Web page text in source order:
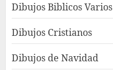
Dibujos Biblicos Varios
Dibujos Cristianos
Dibujos de Navidad